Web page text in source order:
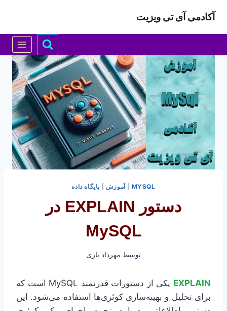
محتوا
آکادمی آی تی ویزیت
MYSQL آموزش پایگاه داده
دستور EXPLAIN در
MySQL
توسط مهرداد یاری
EXPLAIN
یکی از دستورات قدرتمند MySQL است که
برای تحلیل و بهینه‌سازی کوئری‌ها استفاده می‌شود. این